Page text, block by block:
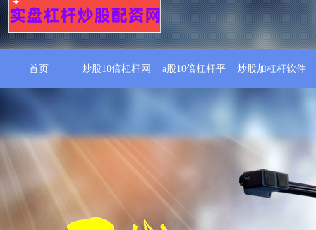
首页 炒股10倍杠杆网 a股10倍杠杆平 炒股加杠杆软件